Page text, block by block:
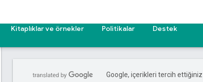
Kitaplıklar ve örnekler Politikalar Destek
Google, içerikleri tercih